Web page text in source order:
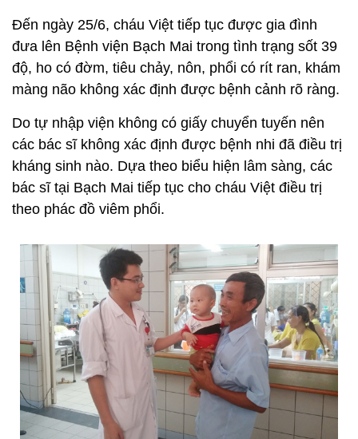
Đến ngày 25/6, cháu Việt tiếp tục được gia đình
đưa lên Bệnh viện Bạch Mai trong tình trạng sốt 39
độ, ho có đờm, tiêu chảy, nôn, phổi có rít ran, khám
màng não không xác định được bệnh cảnh rõ ràng.
Do tự nhập viện không có giấy chuyển tuyến nên
các bác sĩ không xác định được bệnh nhi đã điều trị
kháng sinh nào. Dựa theo biểu hiện lâm sàng, các
bác sĩ tại Bạch Mai tiếp tục cho cháu Việt điều trị
theo phác đồ viêm phổi.